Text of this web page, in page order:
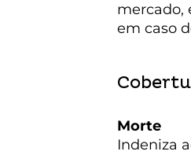
mercado,
em caso
Morte
Indeniza